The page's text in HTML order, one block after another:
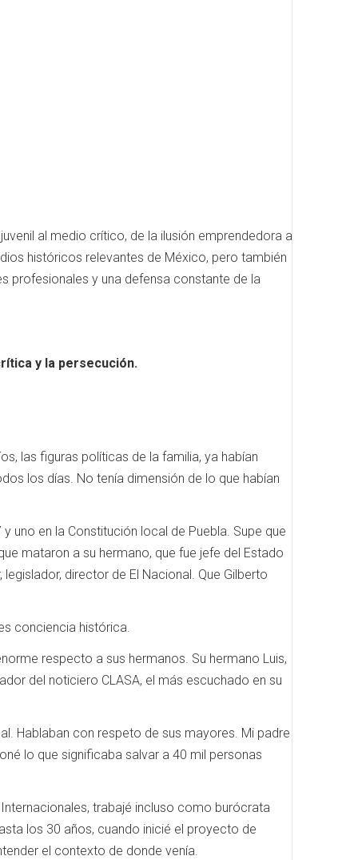
al medio crítico, de la ilusión emprendedora a
históricos relevantes de México, pero también
profesionales y una defensa constante de la
y la persecución.
las figuras políticas de la familia, ya habían
los días. No tenía dimensión de lo que habían
uno en la Constitución local de Puebla. Supe que
mataron a su hermano, que fue jefe del Estado
director de El Nacional. Que Gilberto
conciencia histórica.
respecto a sus hermanos. Su hermano Luis,
del noticiero CLASA, el más escuchado en su
Hablaban con respeto de sus mayores. Mi padre
lo que significaba salvar a 40 mil personas
trabajé incluso como burócrata
los 30 años, cuando inicié el proyecto de
el contexto de donde venía.